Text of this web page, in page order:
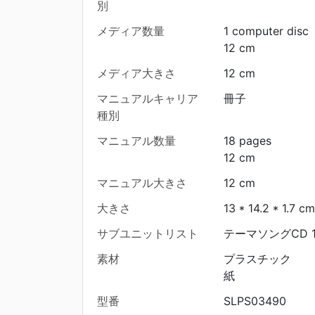
別
メディア数量
1 computer disc
12 cm
メディア大きさ
12 cm
マニュアルキャリア
種別
冊子
マニュアル数量
18 pages
12 cm
マニュアル大きさ
12 cm
大きさ
13 * 14.2 * 1.7 cm
サブユニットリスト
テーマソングCD
素材
プラスチック
紙
型番
SLPS03490